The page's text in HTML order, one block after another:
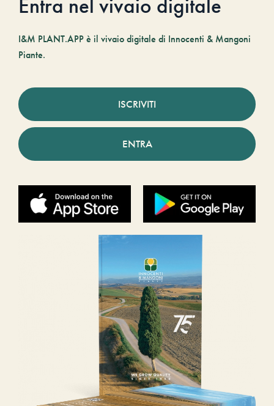
Entra nel vivaio digitale
I&M PLANT.APP è il vivaio digitale di Innocenti & Mangoni
Piante.
ISCRIVITI
ENTRA